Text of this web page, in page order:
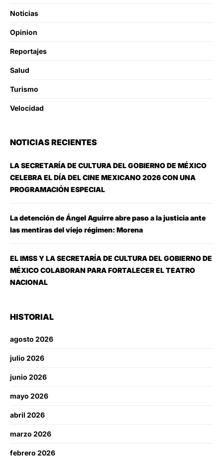
Noticias
Opinion
Reportajes
Salud
Turismo
Velocidad
NOTICIAS RECIENTES
LA SECRETARÍA DE CULTURA DEL GOBIERNO DE MÉXICO
CELEBRA EL DÍA DEL CINE MEXICANO 2026 CON UNA
PROGRAMACIÓN ESPECIAL
La detención de Ángel Aguirre abre paso a la justicia ante
las mentiras del viejo régimen: Morena
EL IMSS Y LA SECRETARÍA DE CULTURA DEL GOBIERNO DE
MÉXICO COLABORAN PARA FORTALECER EL TEATRO
NACIONAL
HISTORIAL
agosto 2026
julio 2026
junio 2026
mayo 2026
abril 2026
marzo 2026
febrero 2026